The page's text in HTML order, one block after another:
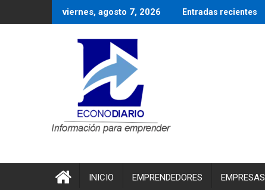
al
viernes, agosto 7, 2026 Entradas recientes
INICIO EMPRENDEDORES EMPRESAS